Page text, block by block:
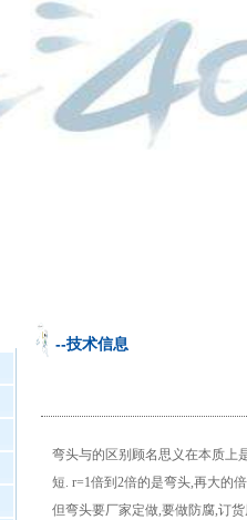
--技术信息
弯头与的区别顾名思义在本质上
短. r=1倍到2倍的是弯头,再大的
但弯头要厂家定做,要做防腐,订